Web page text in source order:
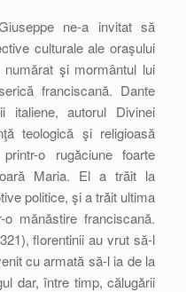
ne-a invitat să
culturale ale oraşului
şi mormântul lui
franciscană. Dante
italiene, autorul Divinei
teologică şi religioasă
o rugăciune foarte
Maria. El a trăit la
politice, şi a trăit ultima
mănăstire franciscană.
florentinii au vrut să-l
cu armată să-l ia de la
dar, între timp, călugării